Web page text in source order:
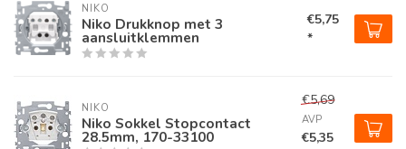
NIKO
Niko Drukknop met 3
aansluitklemmen
€5,75
*
NIKO
Niko Sokkel Stopcontact
28.5mm, 170-33100
€5,69
AVP
€5,35